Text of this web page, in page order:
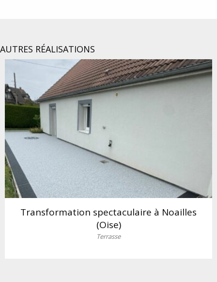
AUTRES RÉALISATIONS
Transformation spectaculaire à Noailles
(Oise)
Terrasse